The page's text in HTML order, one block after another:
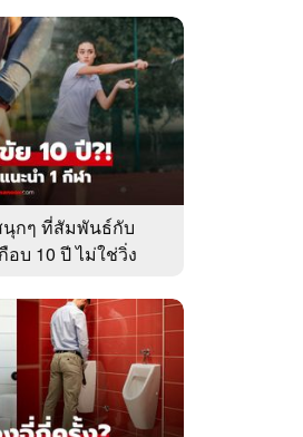
นุกๆ ที่สัมพันธ์กับ
อบ 10 ปี ไม่ใช่วิ่ง